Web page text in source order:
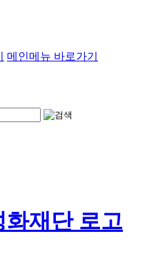
메인메뉴 바로가기